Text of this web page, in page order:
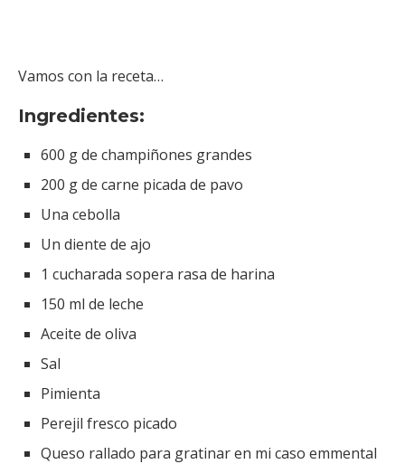
Vamos con la receta…
Ingredientes:
600 g de champiñones grandes
200 g de carne picada de pavo
Una cebolla
Un diente de ajo
1 cucharada sopera rasa de harina
150 ml de leche
Aceite de oliva
Sal
Pimienta
Perejil fresco picado
Queso rallado para gratinar en mi caso emmental